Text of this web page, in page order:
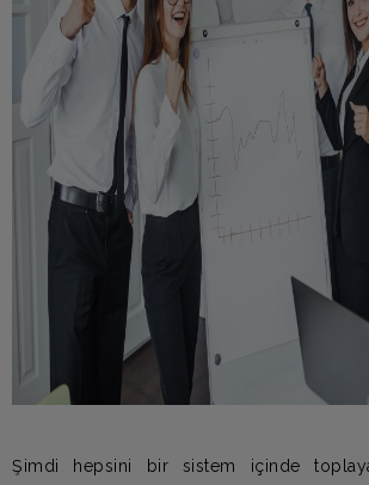
Şimdi hepsini bir sistem içinde